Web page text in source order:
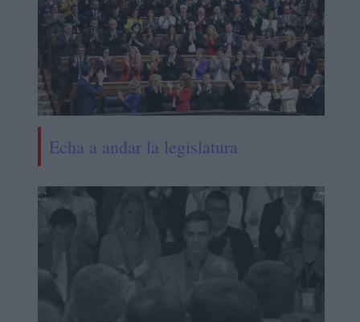
Echa a andar la legislatura